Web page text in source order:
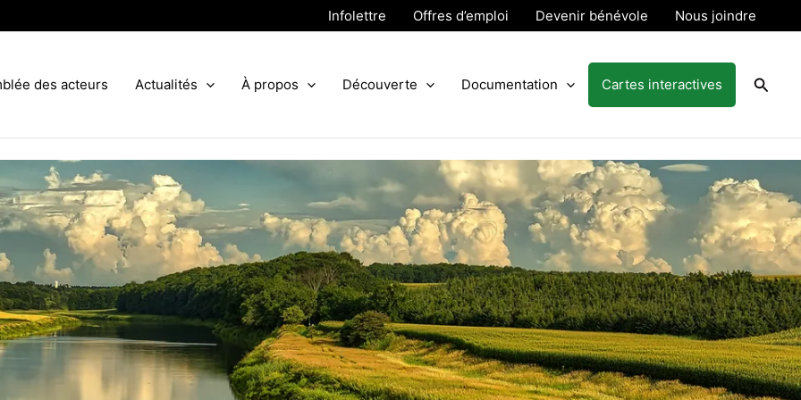
Infolettre Offres d’emploi Devenir bénévole Nous joindre
des acteurs Actualités À propos Découverte Documentation Cartes interactives